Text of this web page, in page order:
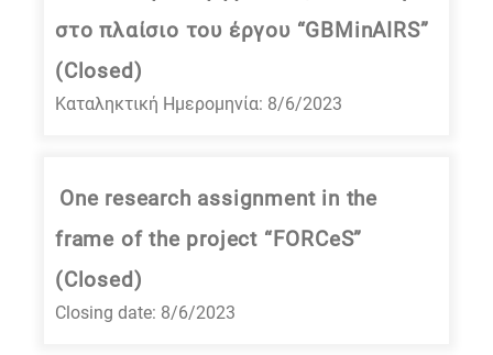
στο πλαίσιο του έργου “GBMinAIRS”
(Closed)
Καταληκτική Ημερομηνία: 8/6/2023
One research assignment in the
frame of the project “FORCeS”
(Closed)
Closing date: 8/6/2023